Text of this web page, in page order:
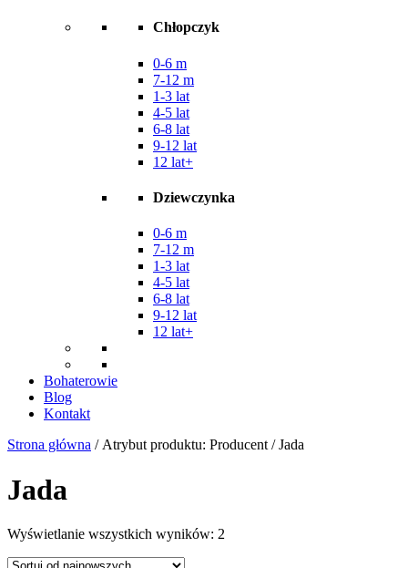
Chłopczyk
0-6 m
7-12 m
1-3 lat
4-5 lat
6-8 lat
9-12 lat
12 lat+
Dziewczynka
0-6 m
7-12 m
1-3 lat
4-5 lat
6-8 lat
9-12 lat
12 lat+
Bohaterowie
Blog
Kontakt
Strona główna / Atrybut produktu: Producent / Jada
Jada
Wyświetlanie wszystkich wyników: 2